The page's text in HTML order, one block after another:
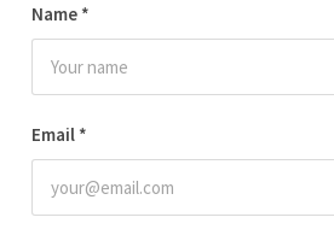
Name *
Email *